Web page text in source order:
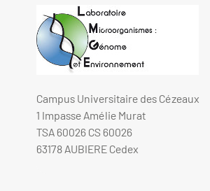
Campus Universitaire des Cézeaux
1 Impasse Amélie Murat
TSA 60026 CS 60026
63178 AUBIERE Cedex